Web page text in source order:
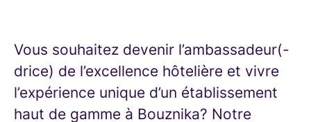
Vous souhaitez devenir l’ambassadeur(-
drice) de l’excellence hôtelière et vivre
l’expérience unique d’un établissement
haut de gamme à Bouznika? Notre